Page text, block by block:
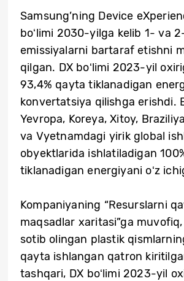
Samsung’ning Device
boʻlimi 2030-yilga kelib 1- va
emissiyalarni bartaraf etishni
qilgan. DX boʻlimi 2023-yil
93,4% qayta tiklanadigan
konvertatsiya qilishga erishdi.
Yevropa, Koreya, Xitoy,
va Vyetnamdagi yirik global
obyektlarida ishlatiladigan
tiklanadigan energiyani oʻz
Kompaniyaning “Resurslarni
maqsadlar xaritasi”ga muvofiq,
sotib olingan plastik
qayta ishlangan qatron
tashqari, DX boʻlimi 2023-yil